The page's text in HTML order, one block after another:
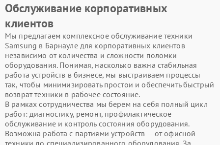
Обслуживание корпоративных
клиентов
Мы предлагаем комплексное обслуживание техники
Samsung в Барнауле для корпоративных клиентов
независимо от количества и сложности поломки
оборудования. Понимая, насколько важна стабильная
работа устройств в бизнесе, мы выстраиваем процессы
так, чтобы минимизировать простои и обеспечить быстрый
возврат техники в рабочее состояние.
В рамках сотрудничества мы берем на себя полный цикл
работ: диагностику, ремонт, профилактическое
обслуживание и контроль состояния оборудования.
Возможна работа с партиями устройств — от офисной
техники до специализированного оборудования. За